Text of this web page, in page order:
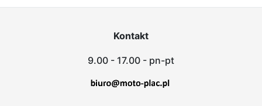
Kontakt
9.00 - 17.00 - pn-pt